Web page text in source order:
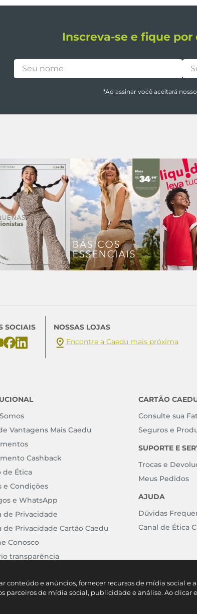
conteúdo e anúncios, fornecer recursos de mídia social
parceiros de mídia social, publicidade e análise. Ao
Inscreva-se e fique
*Ao assinar você aceitará
SOCIAIS
NOSSAS LOJAS
Encontre a Caedu mais próxima
Vantagens Mais Caedu
Cashback
de Ética
e Condições
e WhatsApp
de Privacidade
de Privacidade Cartão Caedu
Conosco
transparência
CARTÃO
Consulte sua
Seguros e
SUPORTE E
Trocas e
Meus Pedidos
AJUDA
Dúvidas
Canal de Ética